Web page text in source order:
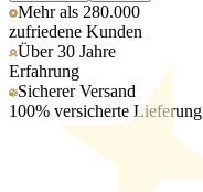
Mehr als 280.000
zufriedene Kunden
Über 30 Jahre
Erfahrung
Sicherer Versand
100% versicherte Lieferung